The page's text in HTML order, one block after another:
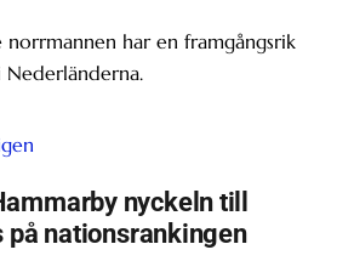
norrmannen har en framgångsrik
nyckeln till
på nationsrankingen